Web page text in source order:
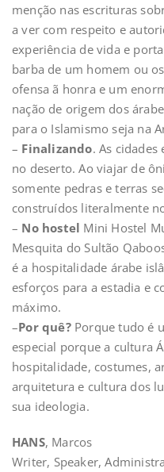
menção nas escrituras
a ver com respeito e
experiência de vida e
barba de um homem ou
ofensa ã honra e um
nação de origem dos
para o Islamismo seja na
– Finalizando. As
no deserto. Ao viajar de
somente pedras e terras
construídos literalmente
– No hostel Mini Hostel
Mesquita do Sultão
é a hospitalidade árabe
esforços para a estadia e
máximo.
–Por quê?Porque tudo é
especial porque a cultura
hospitalidade, costumes,
arquitetura e cultura dos
sua ideologia.
HANS, Marcos
Writer, Speaker,